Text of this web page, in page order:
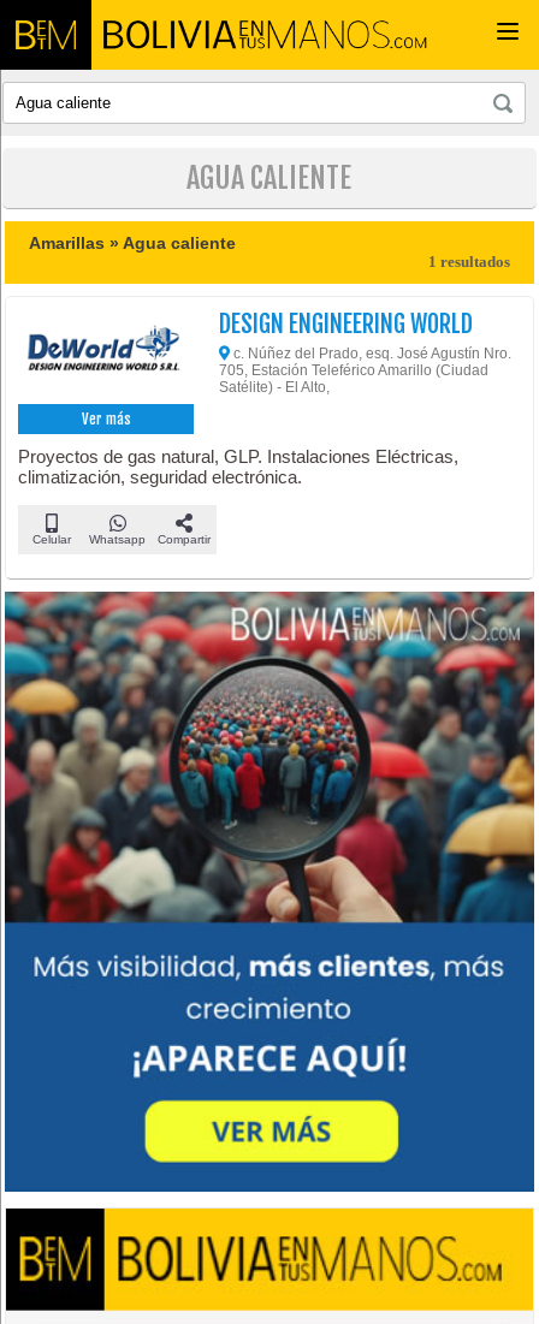
AGUA CALIENTE
Amarillas »Agua caliente
1 resultados
Ver más
DESIGN ENGINEERING WORLD
c. Núñez del Prado, esq. José Agustín Nro.
705, Estación Teleférico Amarillo (Ciudad
Satélite) - El Alto,
Proyectos de gas natural, GLP. Instalaciones Eléctricas,
climatización, seguridad electrónica.
Celular Whatsapp Compartir